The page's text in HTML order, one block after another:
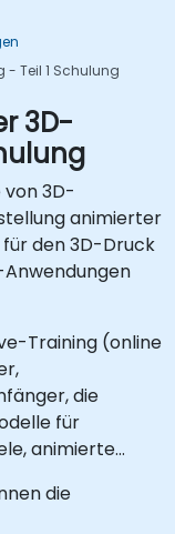
- Teil 1 Schulung
3D-
3D-
animierter
für den 3D-Druck
Training (online
die
für
animierte
die